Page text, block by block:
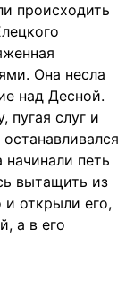
происходить
Она несла
над Десной.
пугая слуг и
начинали петь
вытащить из
и открыли его,
а в его